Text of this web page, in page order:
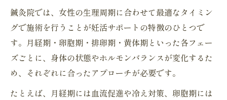
鍼灸院では、女性の生理周期に合わせて最適なタイミン
グで施術を行うことが妊活サポートの特徴のひとつで
す。月経期・卵胞期・排卵期・黄体期といった各フェー
ズごとに、身体の状態やホルモンバランスが変化するた
め、それぞれに合ったアプローチが必要です。
たとえば、月経期には血流促進や冷え対策、卵胞期には